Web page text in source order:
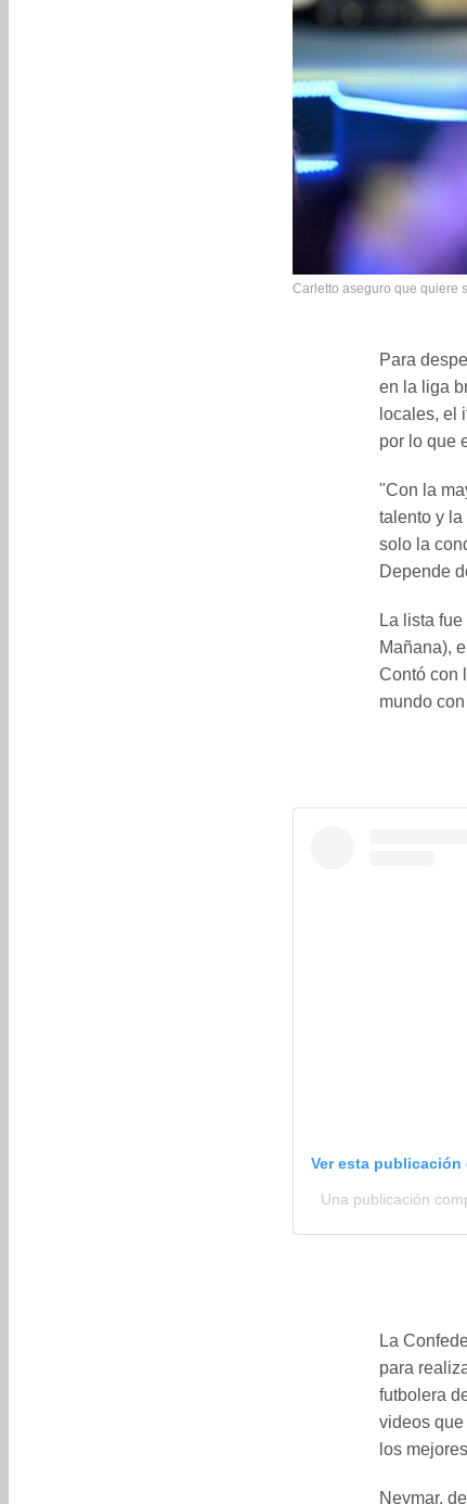
Carletto aseguro que quiere
Para
en la liga
locales, el
por lo que
"Con la
talento y
solo la
Depende
La lista
Mañana),
Contó con
mundo
Ver esta publicación
Una publicación
La
para
futbolera
videos
los
Neymar,